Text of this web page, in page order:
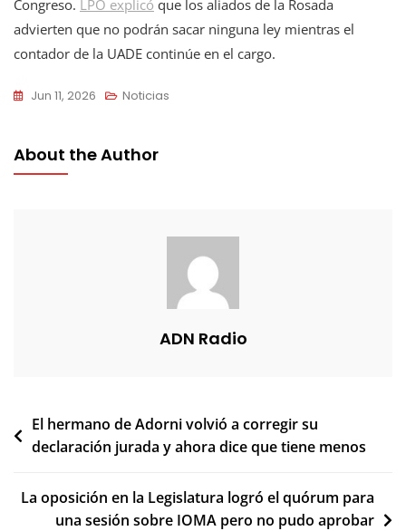
Congreso. LPO explicó que los aliados de la Rosada
advierten que no podrán sacar ninguna ley mientras el
contador de la UADE continúe en el cargo.
Jun 11, 2026 Noticias
About the Author
ADN Radio
Navegación
de
El hermano de Adorni volvió a corregir su
declaración jurada y ahora dice que tiene menos
La oposición en la Legislatura logró el quórum para
una sesión sobre IOMA pero no pudo aprobar